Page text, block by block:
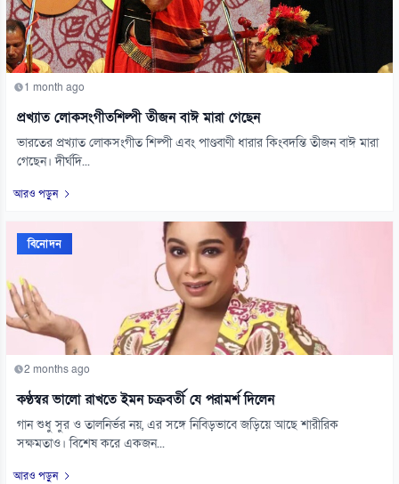
1 month ago
প্রখ্যাত লোকসংগীতশিল্পী তীজন বাঈ মারা গেছেন
ভারতের প্রখ্যাত লোকসংগীত শিল্পী এবং পাণ্ডবাণী ধারার কিংবদন্তি তীজন বাঈ মারা
গেছেন। দীর্ঘদি...
আরও পড়ুন
বিনোদন
2 months ago
কণ্ঠস্বর ভালো রাখতে ইমন চক্রবর্তী যে পরামর্শ দিলেন
গান শুধু সুর ও তালনির্ভর নয়, এর সঙ্গে নিবিড়ভাবে জড়িয়ে আছে শারীরিক
সক্ষমতাও। বিশেষ করে একজন...
আরও পড়ুন